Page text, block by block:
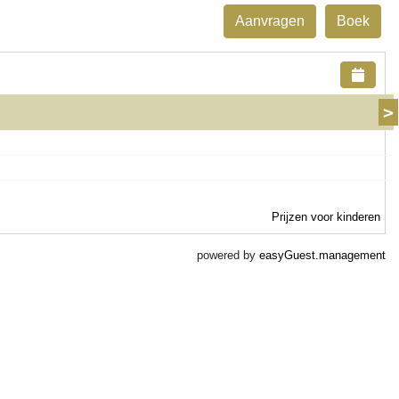
Boek
Aanvragen
>
Prijzen voor kinderen
powered by easyGuest.management